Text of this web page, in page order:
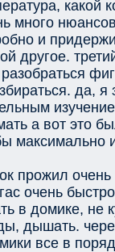
какой
много
и
другое.
да,
а вот это
максимально
прожил
очень
в домике, не
дышать.
все в